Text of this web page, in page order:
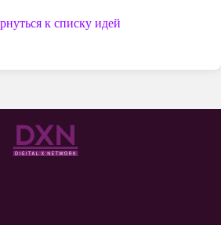
к списку идей